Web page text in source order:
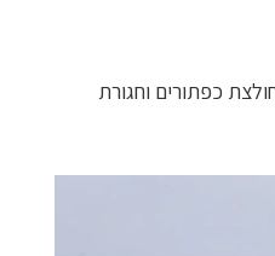
כפתורים וחגורת